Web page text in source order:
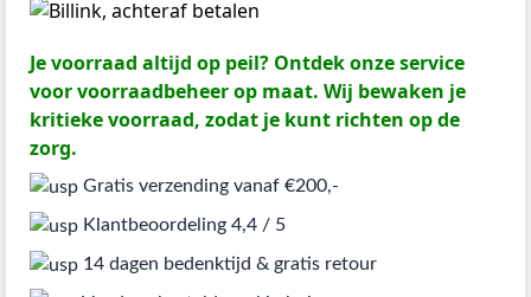
Je voorraad altijd op peil? Ontdek onze service
voor voorraadbeheer op maat. Wij bewaken je
kritieke voorraad, zodat je kunt richten op de
zorg.
Gratis verzending vanaf €200,-
Klantbeoordeling 4,4 / 5
14 dagen bedenktijd & gratis retour